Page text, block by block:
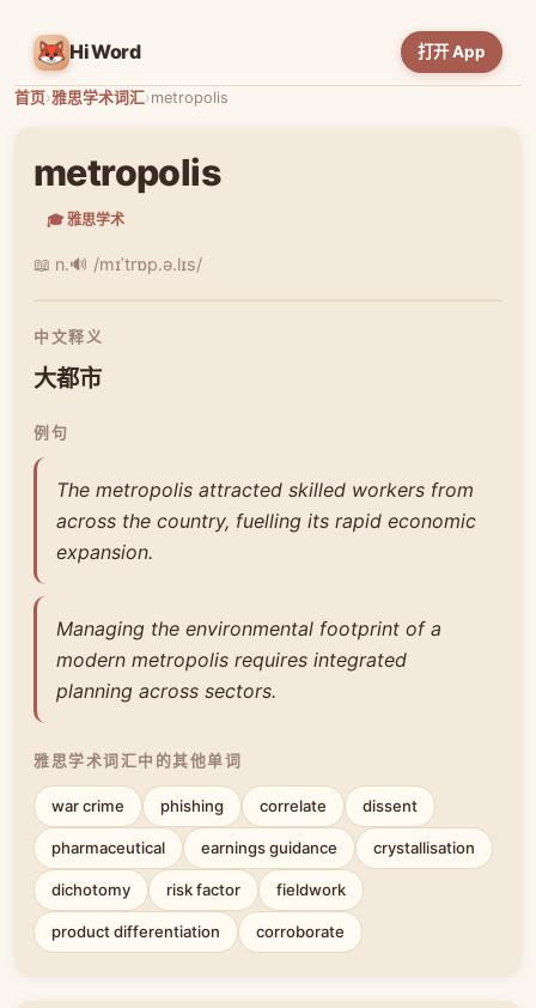
HiWord 打开 App
首页›雅思学术词汇›metropolis
metropolis
🎓 雅思学术
📖 n.🔊 /mɪˈtrɒp.ə.lɪs/
中文释义
大都市
例句
The metropolis attracted skilled workers from
across the country, fuelling its rapid economic
expansion.
Managing the environmental footprint of a
modern metropolis requires integrated
planning across sectors.
雅思学术词汇中的其他单词
war crime phishing correlate dissent
pharmaceutical earnings guidance crystallisation
dichotomy risk factor fieldwork
product differentiation corroborate